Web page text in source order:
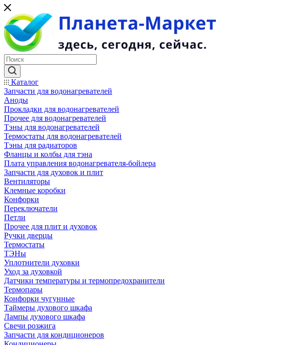
Каталог
Запчасти для водонагревателей
Аноды
Прокладки для водонагревателей
Прочее для водонагревателей
Тэны для водонагревателей
Термостаты для водонагревателей
Тэны для радиаторов
Фланцы и колбы для тэна
Плата управления водонагревателя-бойлера
Запчасти для духовок и плит
Вентиляторы
Клемные коробки
Конфорки
Переключатели
Петли
Прочее для плит и духовок
Ручки дверцы
Термостаты
ТЭНы
Уплотнители духовки
Уход за духовкой
Датчики температуры и термопредохранители
Термопары
Конфорки чугунные
Таймеры духового шкафа
Лампы духового шкафа
Свечи розжига
Запчасти для кондиционеров